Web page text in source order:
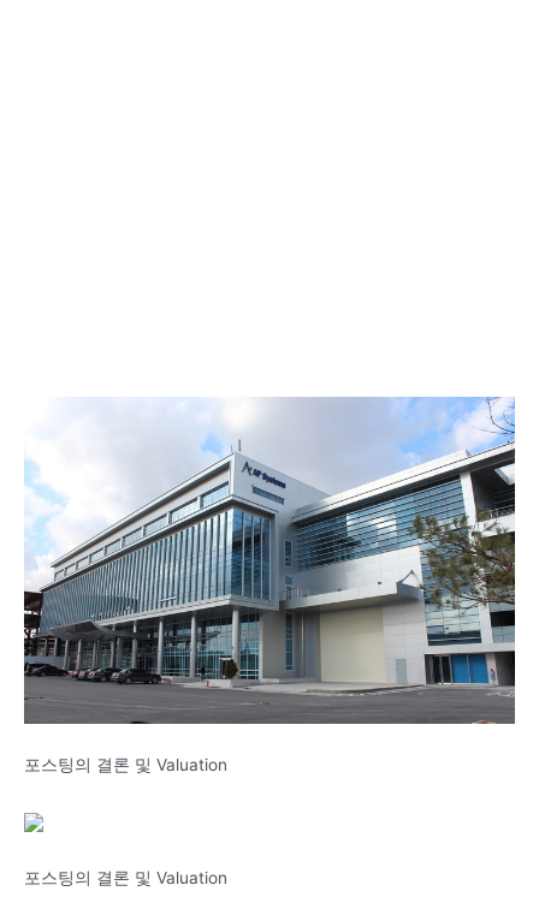
포스팅의 결론 및 Valuation
포스팅의 결론 및 Valuation